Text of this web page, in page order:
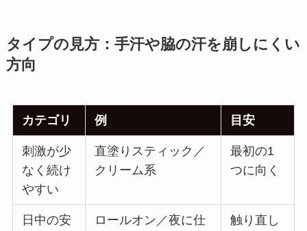
タイプの見方：手汗や脇の汗を崩しにくい
方向
カテゴリ 例 目安
刺激が少
なく続け
やすい
直塗りスティック／
クリーム系
最初の1
つに向く
日中の安
ロールオン／夜に仕
触り直し